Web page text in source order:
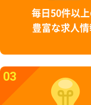
毎日50件以上
豊富な求人情
03